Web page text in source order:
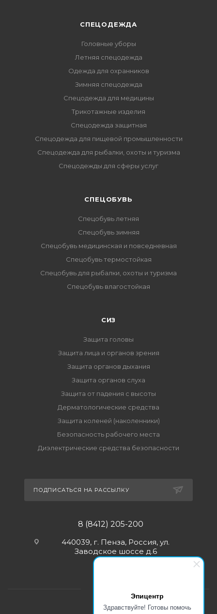
Эпицентр
Здравствуйте! Готовы помочь
СПЕЦОДЕЖДА
Головные уборы
Летняя спецодежда
Одежда для охранников
Зимняя спецодежда
Спецодежда для медицины
Трикотажные изделия
Спецодежда защитная
Спецодежда для пищевой промышленности
Спецодежда для рыбалки, охоты и туризма
Спецодежды для сферы услуг
CПЕЦОБУВЬ
Спецобувь летняя
Спецобувь зимняя
Спецобувь медицинская и повседневная
Спецобувь термостойкая
Спецобувь для рыбалки, охоты и туризма
Спецобувь влагостойкая
СИЗ
Защита головы
Защита лица и органов зрения
Защита органов дыхания
Защита органов слуха
Защита от падения с высоты
Дерматологические средства
Защита коленей (наколенники)
Безопасность рабочего места
Диэлектрические средства безопасности
ПОДПИСАТЬСЯ НА РАССЫЛКУ
8 (8412) 205-200
440039, г. Пенза, Россия, ул.
Заводское шоссе д.6